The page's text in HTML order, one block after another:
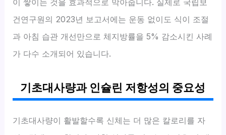
건연구원의 2023년 보고서에는 운동 없이도 식이 조절
과 아침 습관 개선만으로 체지방률을 5% 감소시킨 사례
가 다수 소개되어 있습니다.
기초대사량과 인슐린 저항성의 중요성
기초대사량이 활발할수록 신체는 더 많은 칼로리를 자